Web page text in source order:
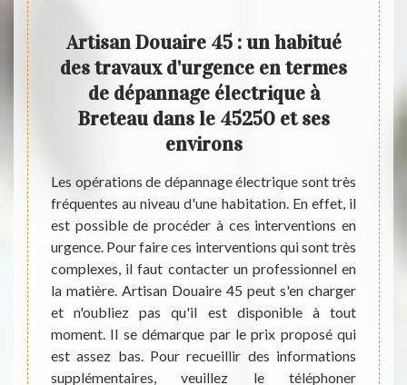
un
de
faut
Artisan Douaire 45 : un habitué
des travaux d'urgence en termes
de dépannage électrique à
Breteau dans le 45250 et ses
environs
Les opérations de dépannage électrique sont très
fréquentes au niveau d'une habitation. En effet, il
est possible de procéder à ces interventions en
urgence. Pour faire ces interventions qui sont très
complexes, il faut contacter un professionnel en
la matière. Artisan Douaire 45 peut s'en charger
et n'oubliez pas qu'il est disponible à tout
moment. Il se démarque par le prix proposé qui
est assez bas. Pour recueillir des informations
supplémentaires, veuillez le téléphoner
de
Les